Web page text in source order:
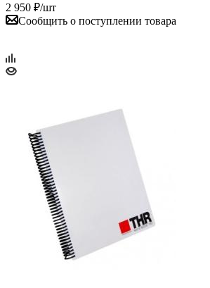
2 950 ₽/шт
Сообщить о поступлении товара